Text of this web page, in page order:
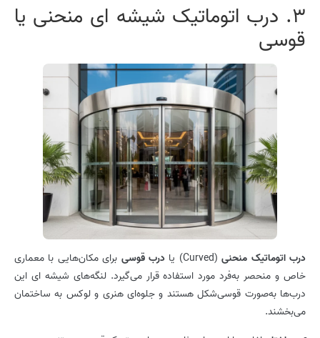
3. درب اتوماتیک شیشه ای منحنی یا
قوسی
درب اتوماتیک منحنی(Curved) یا درب قوسی برای مکان‌هایی با معماری
خاص و منحصر به‌فرد مورد استفاده قرار می‌گیرد. لنگه‌های شیشه ای این
درب‌ها به‌صورت قوسی‌شکل هستند و جلوه‌ای هنری و لوکس به ساختمان
می‌بخشند.